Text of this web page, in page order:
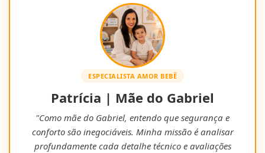
ESPECIALISTA AMOR BEBÊ
Patrícia | Mãe do Gabriel
"Como mãe do Gabriel, entendo que segurança e
conforto são inegociáveis. Minha missão é analisar
profundamente cada detalhe técnico e avaliações